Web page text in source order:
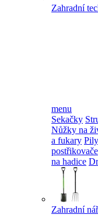
Zahradní
menu
Sekačky
Nůžky na
a fukary Pily
postřikovače
na hadice
Zahradní